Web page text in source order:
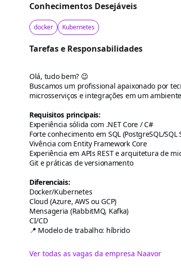
Conhecimentos Desejáveis
docker Kubernetes
Tarefas e Responsabilidades
Olá, tudo bem? 😉
Buscamos um profissional apaixonado por
microsserviços e integrações em um
Requisitos principais:
Experiência sólida com .NET Core / C#
Forte conhecimento em SQL (PostgreSQL/SQL
Vivência com Entity Framework Core
Experiência em APIs REST e arquitetura de
Git e práticas de versionamento
Diferenciais:
Docker/Kubernetes
Cloud (Azure, AWS ou GCP)
Mensageria (RabbitMQ, Kafka)
CI/CD
📍 Modelo de trabalho: híbrido
Ver todas as vagas da empresa Naavor